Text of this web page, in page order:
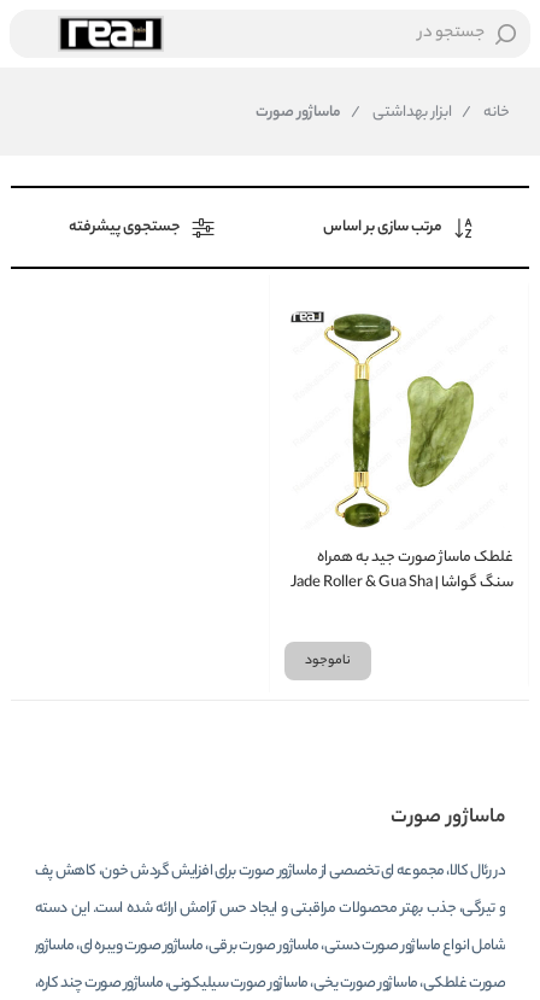
جستجو در
خانه / ابزار بهداشتی / ماساژور صورت
مرتب سازی بر اساس جستجوی پیشرفته
غلطک ماساژ صورت جید به همراه
سنگ گواشا | Jade Roller & Gua Sha
ناموجود
ماساژور صورت
در رئال کالا، مجموعه ای تخصصی از ماساژور صورت برای افزایش گردش خون، کاهش پف
و تیرگی، جذب بهتر محصولات مراقبتی و ایجاد حس آرامش ارائه شده است. این دسته
شامل انواع ماساژور صورت دستی، ماساژور صورت برقی، ماساژور صورت ویبره ای، ماساژور
صورت غلطکی، ماساژور صورت یخی، ماساژور صورت سیلیکونی، ماساژور صورت چند کاره،